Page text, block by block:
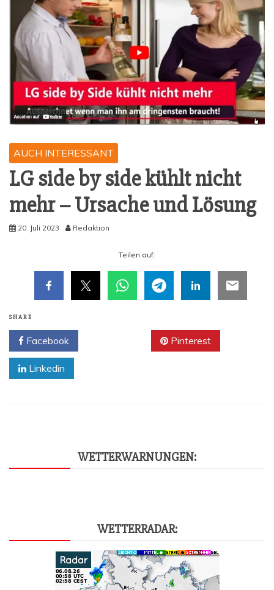
AUCH INTERESSANT
LG side by side kühlt nicht
mehr – Ursa­che und Lösung
20. Juli 2023 Redaktion
Tei­len auf:
SHARE
Facebook Pinterest
Linkedin
WET­TER­WAR­NUN­GEN:
WET­TER­RA­DAR: